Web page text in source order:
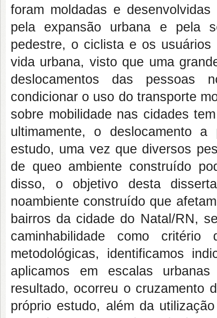
foram moldadas e
pela expansão urbana e pela
pedestre, o ciclista e os
vida urbana, visto que uma
deslocamentos das pessoas
condicionar o uso do transporte
sobre mobilidade nas cidades
ultimamente, o deslocamento
estudo, uma vez que diversos
de queo ambiente construído
disso, o objetivo desta
noambiente construído que
bairros da cidade do Natal/RN,
caminhabilidade como
metodológicas, identificamos
aplicamos em escalas
resultado, ocorreu o cruzamento
próprio estudo, além da